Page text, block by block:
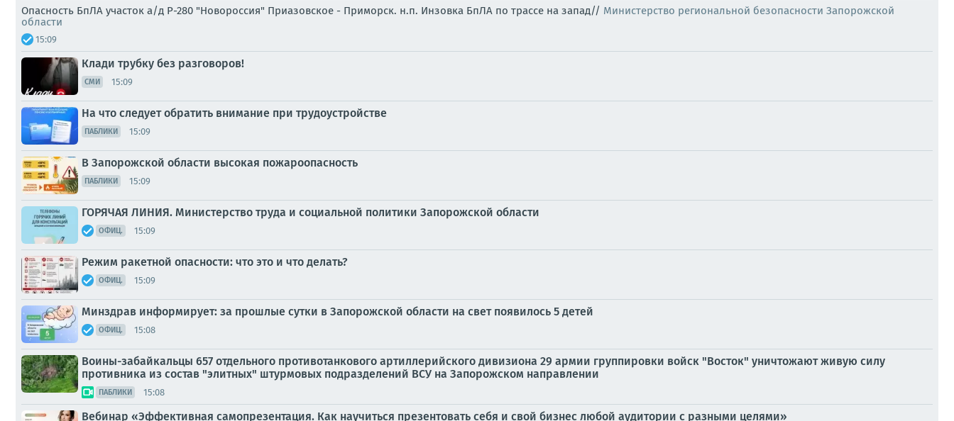
Опасность БпЛА участок а/д Р-280 "Новороссия" Приазовское - Приморск. н.п. Инзовка БпЛА по трассе на запад// Министерство региональной безопасности Запорожской
области
15:09
Клади трубку без разговоров!
СМИ 15:09
На что следует обратить внимание при трудоустройстве
ПАБЛИКИ 15:09
В Запорожской области высокая пожароопасность
ПАБЛИКИ 15:09
ГОРЯЧАЯ ЛИНИЯ. Министерство труда и социальной политики Запорожской области
ОФИЦ. 15:09
Режим ракетной опасности: что это и что делать?
ОФИЦ. 15:09
Минздрав информирует: за прошлые сутки в Запорожской области на свет появилось 5 детей
ОФИЦ. 15:08
Воины-забайкальцы 657 отдельного противотанкового артиллерийского дивизиона 29 армии группировки войск "Восток" уничтожают живую силу
противника из состав "элитных" штурмовых подразделений ВСУ на Запорожском направлении
ПАБЛИКИ 15:08
Вебинар «Эффективная самопрезентация. Как научиться презентовать себя и свой бизнес любой аудитории с разными целями»